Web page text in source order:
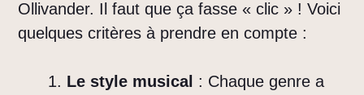
Ollivander. Il faut que ça fasse « clic » ! Voici
quelques critères à prendre en compte :
Le style musical : Chaque genre a